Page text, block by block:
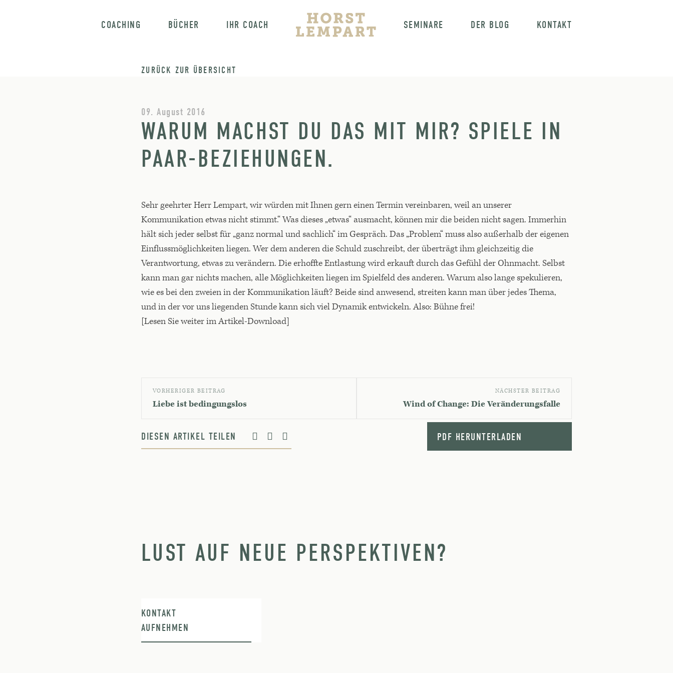
COACHING BÜCHER IHR COACH SEMINARE DER BLOG KONTAKT
ZURÜCK ZUR ÜBERSICHT
09. August 2016
WARUM MACHST DU DAS MIT MIR? SPIELE IN
PAAR-BEZIEHUNGEN.
Sehr geehrter Herr Lempart, wir würden mit Ihnen gern einen Termin vereinbaren, weil an unserer
Kommunikation etwas nicht stimmt.“ Was dieses „etwas“ ausmacht, können mir die beiden nicht sagen. Immerhin
hält sich jeder selbst für „ganz normal und sachlich“ im Gespräch. Das „Problem“ muss also außerhalb der eigenen
Einflussmöglichkeiten liegen. Wer dem anderen die Schuld zuschreibt, der überträgt ihm gleichzeitig die
Verantwortung, etwas zu verändern. Die erhoffte Entlastung wird erkauft durch das Gefühl der Ohnmacht. Selbst
kann man gar nichts machen, alle Möglichkeiten liegen im Spielfeld des anderen. Warum also lange spekulieren,
wie es bei den zweien in der Kommunikation läuft? Beide sind anwesend, streiten kann man über jedes Thema,
und in der vor uns liegenden Stunde kann sich viel Dynamik entwickeln. Also: Bühne frei!
[Lesen Sie weiter im Artikel-Download]
PDF HERUNTERLADEN
VORHERIGER BEITRAG
Liebe ist bedingungslos
NÄCHSTER BEITRAG
Wind of Change: Die Veränderungsfalle
DIESEN ARTIKEL TEILEN
LUST AUF NEUE PERSPEKTIVEN?
KONTAKT
AUFNEHMEN